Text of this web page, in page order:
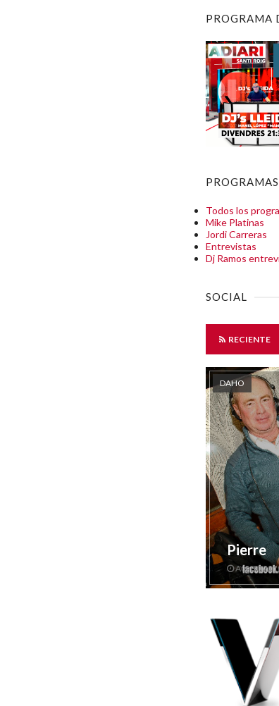
PROGRAMA
Todos los
Mike Platinas
Jordi Carreras
Entrevistas
Dj Ramos
SOCIAL
RECIENTE
DAHO
Pierre
Aug 30